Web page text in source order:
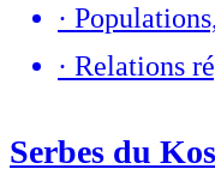
·
· Relations
Serbes du